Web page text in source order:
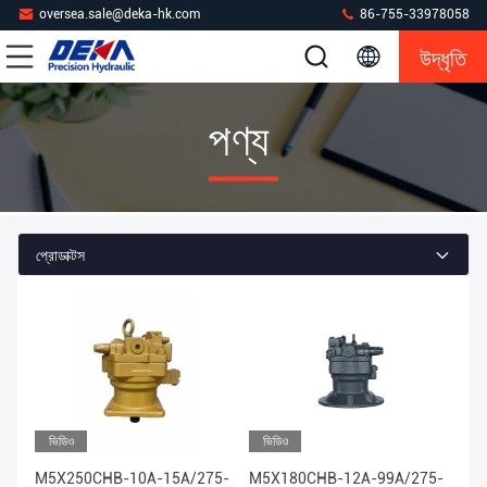
oversea.sale@deka-hk.com 86-755-33978058
উদ্ধৃতি
পণ্য
প্রোডাক্টস
ভিডিও
M5X250CHB-10A-15A/275-
ভিডিও
M5X180CHB-12A-99A/275-